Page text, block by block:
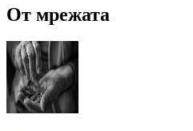
От мрежата